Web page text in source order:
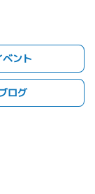
ベント
ログ